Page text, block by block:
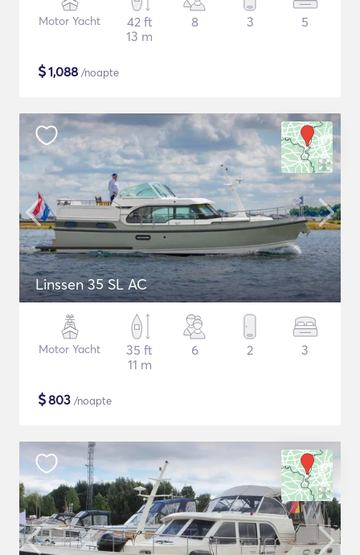
Motor Yacht
42 ft
13 m
8 3 5
$1,088 /noapte
Linssen 35 SL AC
Motor Yacht
35 ft
11 m
6 2 3
$803 /noapte